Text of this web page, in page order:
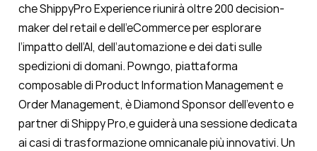
che ShippyPro Experience riunirà oltre 200 decision-
maker del retail e dell’eCommerce per esplorare
l’impatto dell’AI, dell’automazione e dei dati sulle
spedizioni di domani. Powngo, piattaforma
composable di Product Information Management e
Order Management, è Diamond Sponsor dell’evento e
partner di Shippy Pro,e guiderà una sessione dedicata
ai casi di trasformazione omnicanale più innovativi. Un